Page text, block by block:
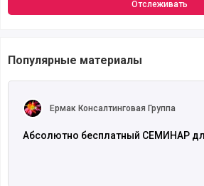
Отслеживать
Популярные материалы
Ермак Консалтинговая Группа
Абсолютно бесплатный СЕМИНАР